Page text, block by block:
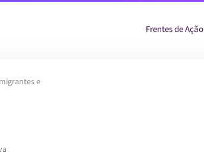
Frentes de Ação
e